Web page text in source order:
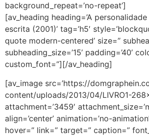
background_repeat=’no-repeat’]
[av_heading heading=’A
escrita (2001)’ tag=’h5′
quote modern-centered’ size=”
subheading_size=’15’ padding=’40’
custom_font=”][/av_heading]
[av_image src=’https://
content/uploads/2013/04/LIVRO1-
attachment=’3459′
align=’center’ animation=’no-
hover=” link=” target=” caption=”